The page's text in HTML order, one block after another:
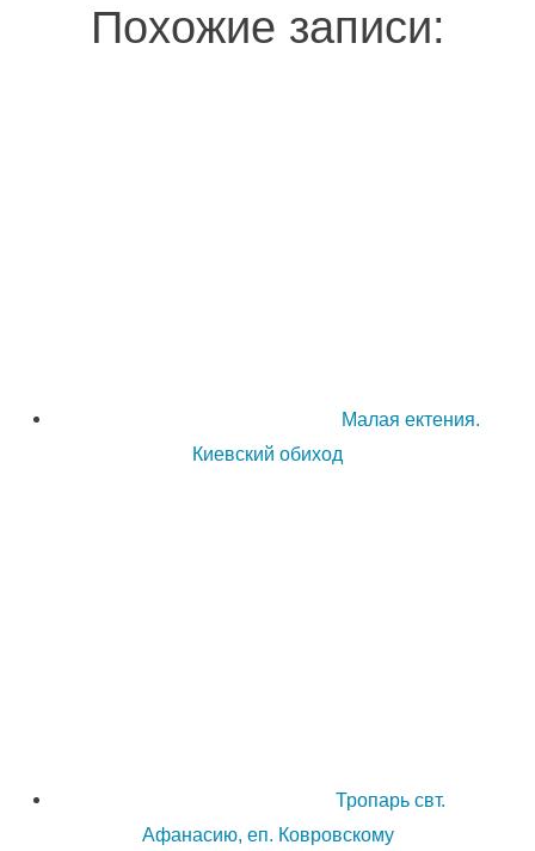
Похожие записи:
Малая ектения.
Киевский обиход
Тропарь свт.
Афанасию, еп. Ковровскому